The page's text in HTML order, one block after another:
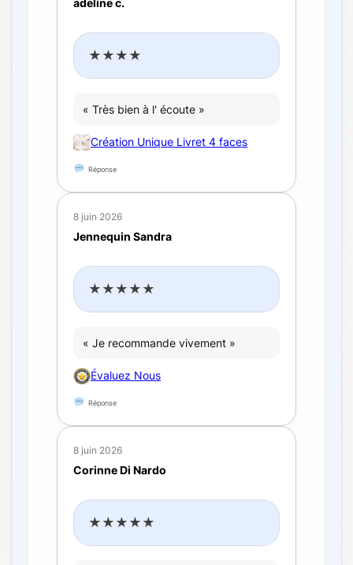
adeline c.
★★★★
« Très bien à l' écoute »
Création Unique Livret 4 faces
Réponse
8 juin 2026
Jennequin Sandra
★★★★★
« Je recommande vivement »
Évaluez Nous
Réponse
8 juin 2026
Corinne Di Nardo
★★★★★